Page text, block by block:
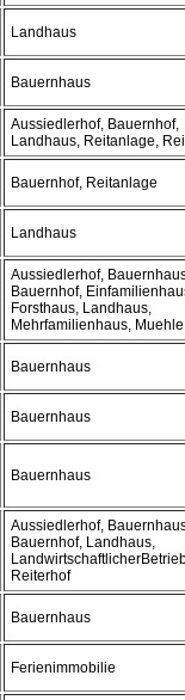
Landhaus
Bauernhaus
Aussiedlerhof, Bauernhof,
Landhaus, Reitanlage,
Bauernhof, Reitanlage
Landhaus
Aussiedlerhof,
Bauernhof,
Forsthaus, Landhaus,
Mehrfamilienhaus, Muehle
Bauernhaus
Bauernhaus
Bauernhaus
Aussiedlerhof,
Bauernhof, Landhaus,
Reiterhof
Bauernhaus
Ferienimmobilie